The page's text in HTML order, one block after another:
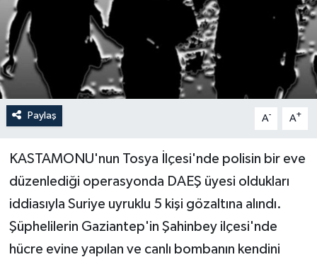
Paylaş A- A+
KASTAMONU'nun Tosya İlçesi'nde polisin bir eve
düzenlediği operasyonda DAEŞ üyesi oldukları
iddiasıyla Suriye uyruklu 5 kişi gözaltına alındı.
Şüphelilerin Gaziantep'in Şahinbey ilçesi'nde
hücre evine yapılan ve canlı bombanın kendini
Turizm
Yerel Yönetimler
DÜNYA